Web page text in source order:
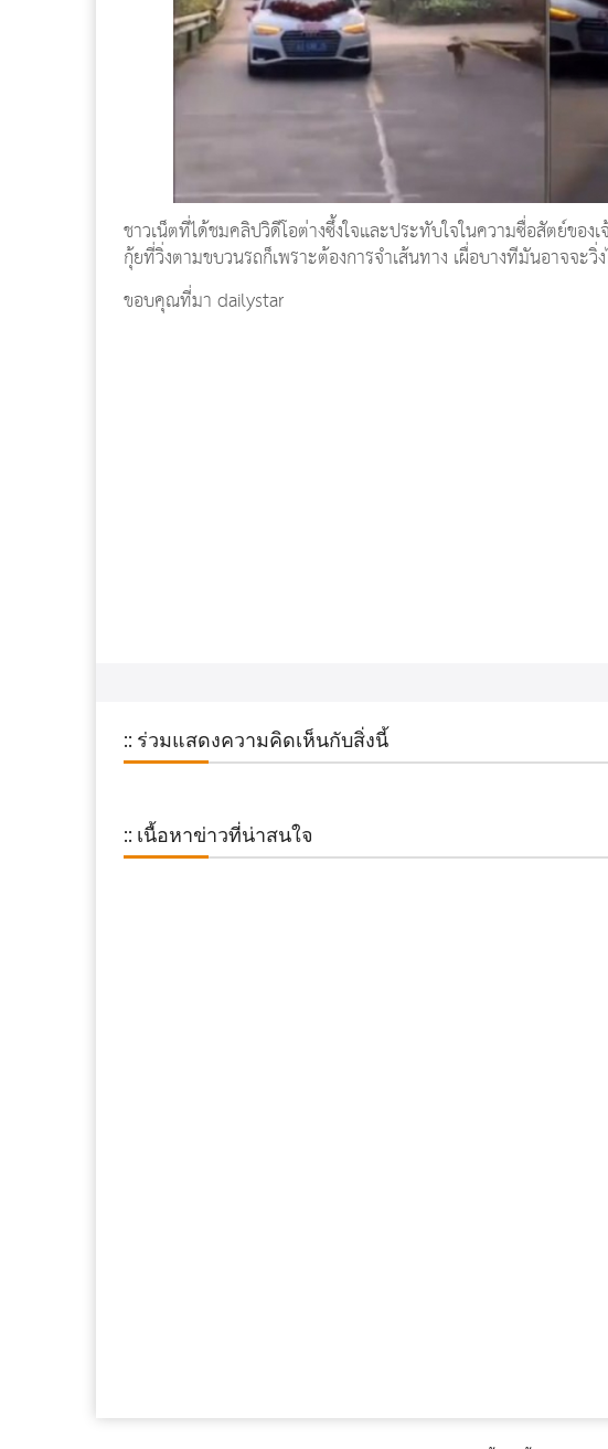
ชาวเน็ตที่ได้ชมคลิปวิดีโอต่างซึ้งใจและประทับใจในความซื่อสัตย์ขอ
กุ้ยที่วิ่งตามขบวนรถก็เพราะต้องการจำเส้นทาง เผื่อบางทีมันอาจจะวิ่
ขอบคุณที่มา dailystar
:: ร่วมแสดงความคิดเห็นกับสิ่งนี้
:: เนื้อหาข่าวที่น่าสนใจ